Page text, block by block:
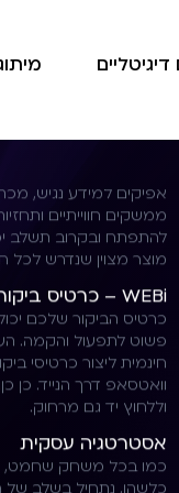
באתר ותשלב קמפיינים
זירת התוכן שהקמנו
אפיקים למידע נגיש,
ממשקים חווייתיים
מוצר מצוין שנדרש
כרטיס הביקור שלכם
פשוט לתפעול והקמה.
חינמית ליצור כרטיסי
וואטסאפ דרך הנייד. כן
וללחוץ יד גם מרחוק.
כמו בכל משחק שחמט,
כלשהו, נתחיל בשלב של